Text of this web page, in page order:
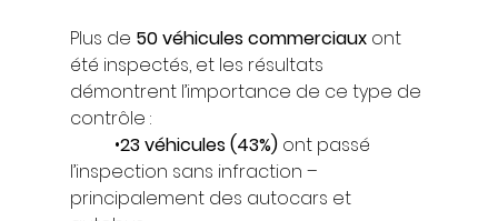
Plus de 50 véhicules commerciaux ont
été inspectés, et les résultats
démontrent l’importance de ce type de
contrôle :
	•
23 véhicules (43%) ont passé
l’inspection sans infraction –
principalement des autocars et